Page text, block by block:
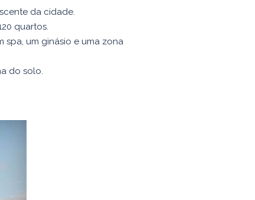
da cidade.
quartos.
spa, um ginásio e uma zona
do solo.